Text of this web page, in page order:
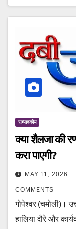
सम्पादकीय
क्या शैलजा की
करा पाएगी?
MAY 11, 2026
COMMENTS
गोपेश्वर (चमोली)।
हालिया दौरे और